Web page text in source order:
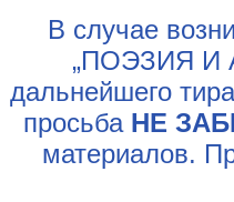
В случае
„ПОЭЗИЯ И
дальнейшего
просьба НЕ
материалов.